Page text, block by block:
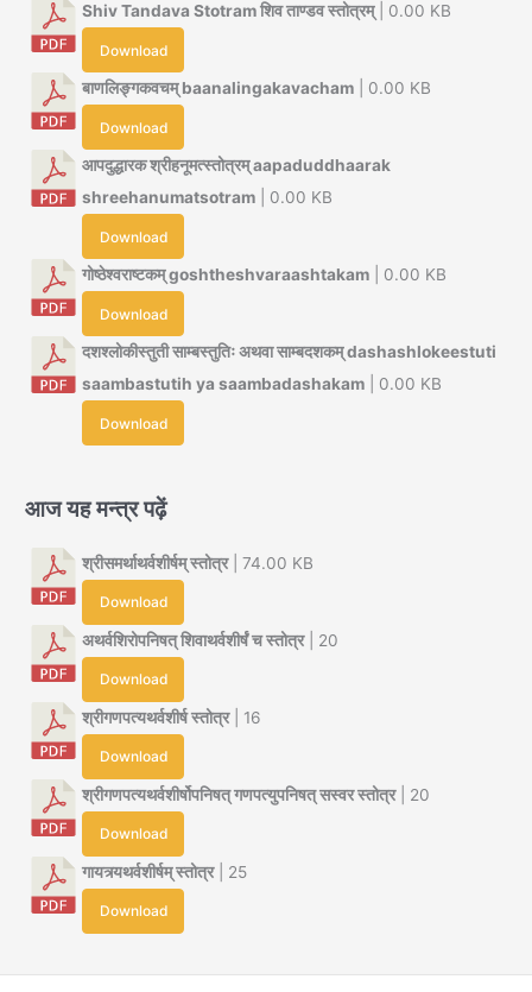
Shiv Tandava Stotram शिव ताण्डव स्तोत्रम्| 0.00 KB
Download
बाणलिङ्गकवचम् baanalingakavacham | 0.00 KB
Download
आपदुद्धारक श्रीहनूमत्स्तोत्रम् aapaduddhaarak
shreehanumatsotram | 0.00 KB
Download
गोष्ठेश्वराष्टकम् goshtheshvaraashtakam | 0.00 KB
Download
दशश्लोकीस्तुती साम्बस्तुतिः अथवा साम्बदशकम् dashashlokeestuti
saambastutih ya saambadashakam | 0.00 KB
Download
आज यह मन्त्र पढ़ें
श्रीसमर्थाथर्वशीर्षम् स्तोत्र| 74.00 KB
Download
अथर्वशिरोपनिषत् शिवाथर्वशीर्षं च स्तोत्र| 20
Download
श्रीगणपत्यथर्वशीर्ष स्तोत्र| 16
Download
श्रीगणपत्यथर्वशीर्षोपनिषत् गणपत्युपनिषत् सस्वर स्तोत्र| 20
Download
गायत्र्यथर्वशीर्षम् स्तोत्र| 25
Download